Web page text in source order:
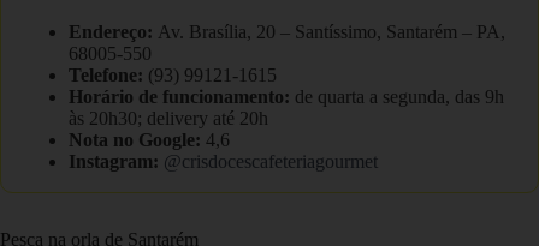
Endereço: Av. Brasília, 20 – Santíssimo, Santarém – PA,
68005-550
Telefone: (93) 99121-1615
Horário de funcionamento: de quarta a segunda, das 9h
às 20h30; delivery até 20h
Nota no Google: 4,6
Instagram: @crisdocescafeteriagourmet
Pesca na orla de Santarém